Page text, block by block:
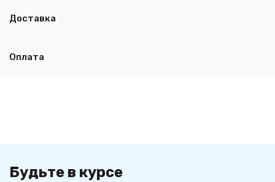
Доставка
Оплата
Будьте в курсе